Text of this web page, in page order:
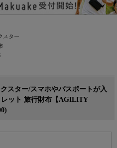
スター
スター/スマホやパスポートが入
ット 旅行財布【AGILITY